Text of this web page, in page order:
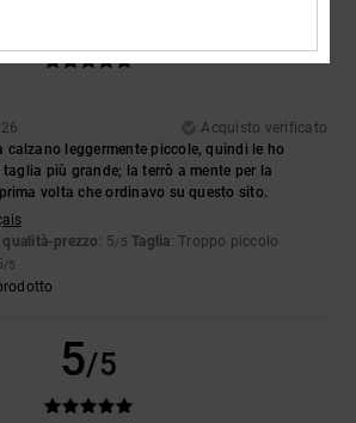
Acquisto verificato
calzano leggermente piccole, quindi le ho
più grande; la terrò a mente per la
volta che ordinavo su questo sito.
qualità-prezzo : 5/5 Taglia: Troppo piccolo
/5
5/5